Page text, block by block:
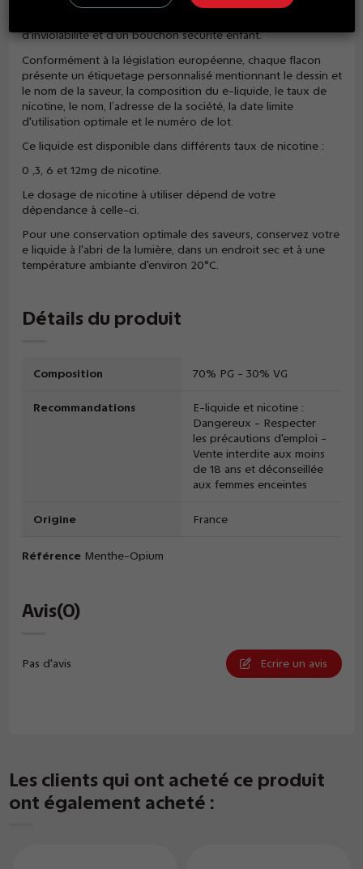
des flacons en plastique (sans bisphénol), d’une contenance
d'inviolabilité et d’un bouchon sécurité enfant.
Conformément à la législation européenne, chaque flacon
présente un étiquetage personnalisé mentionnant le dessin et
le nom de la saveur, la composition du e-liquide, le taux de
nicotine, le nom, l’adresse de la société, la date limite
d'utilisation optimale et le numéro de lot.
Ce liquide est disponible dans différents taux de nicotine :
0 ,3, 6 et 12mg de nicotine.
Le dosage de nicotine à utiliser dépend de votre
dépendance à celle-ci.
Pour une conservation optimale des saveurs, conservez votre
e liquide à l'abri de la lumière, dans un endroit sec et à une
température ambiante d'environ 20°C.
Détails du produit
Composition 70% PG - 30% VG
Recommandations
E-liquide et nicotine :
Dangereux - Respecter
les précautions d'emploi -
Vente interdite aux moins
de 18 ans et déconseillée
aux femmes enceintes
Origine France
Référence Menthe-Opium
Avis(0)
Pas d'avis Ecrire un avis
Les clients qui ont acheté ce produit
ont également acheté :